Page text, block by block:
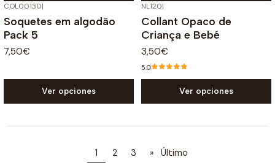
COL00130|
Soquetes em algodão
Pack 5
7,50€
Ver opciones
NL120|
Collant Opaco de
Criança e Bebé
3,50€
5.0
Ver opciones
1 2 3 » Último